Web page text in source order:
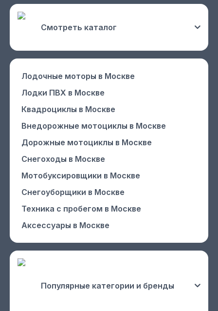
Смотреть каталог
Лодочные моторы в Москве
Лодки ПВХ в Москве
Квадроциклы в Москве
Внедорожные мотоциклы в Москве
Дорожные мотоциклы в Москве
Снегоходы в Москве
Мотобуксировщики в Москве
Снегоуборщики в Москве
Техника с пробегом в Москве
Аксессуары в Москве
Популярные категории и бренды